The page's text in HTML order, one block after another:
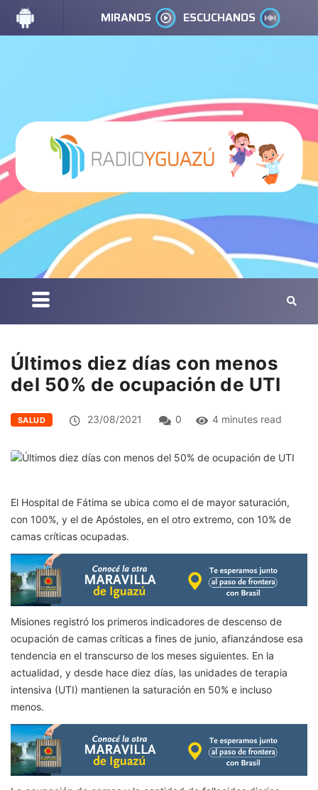
MIRANOS ESCUCHANOS
Últimos diez días con menos
del 50% de ocupación de UTI
SALUD 23/08/2021 0 4 minutes read
El Hospital de Fátima se ubica como el de mayor saturación,
con 100%, y el de Apóstoles, en el otro extremo, con 10% de
camas críticas ocupadas.
Misiones registró los primeros indicadores de descenso de
ocupación de camas críticas a fines de junio, afianzándose esa
tendencia en el transcurso de los meses siguientes. En la
actualidad, y desde hace diez días, las unidades de terapia
intensiva (UTI) mantienen la saturación en 50% e incluso
menos.